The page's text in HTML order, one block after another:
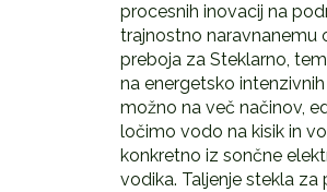
procesnih inovacij na
trajnostno naravnanemu
preboja za Steklarno,
na energetsko
možno na več načinov,
ločimo vodo na kisik in
konkretno iz sončne
vodika. Taljenje stekla